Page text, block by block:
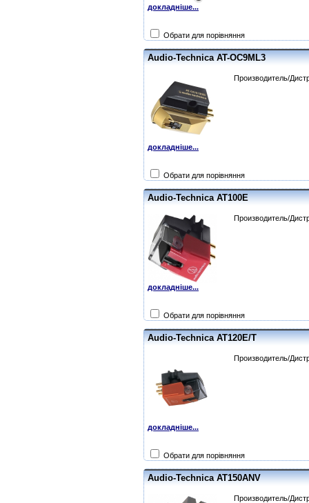
докладніше...
Обрати для порівняння
Audio-Technica AT-OC9ML3
докладніше...
Производитель/
Обрати для порівняння
Audio-Technica AT100E
докладніше...
Производитель/
Обрати для порівняння
Audio-Technica AT120E/T
докладніше...
Производитель/
Обрати для порівняння
Audio-Technica AT150ANV
Производитель/